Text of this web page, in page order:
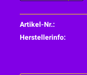
Artikel-Nr.:
Herstellerinfo: